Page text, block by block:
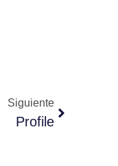
Siguiente
Profile